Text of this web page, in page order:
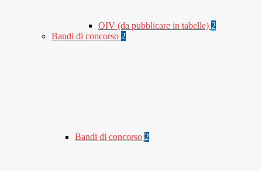
OIV (da pubblicare in tabelle) 2
Bandi di concorso 2
Bandi di concorso 2